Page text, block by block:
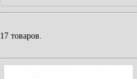
17 товаров.